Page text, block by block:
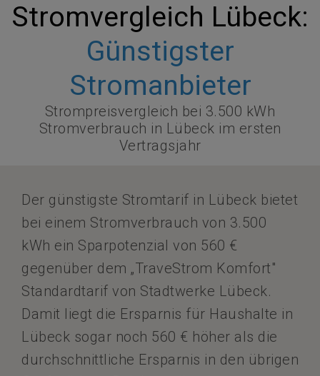
Stromvergleich Lübeck:
Günstigster
Stromanbieter
Strompreisvergleich bei 3.500 kWh
Stromverbrauch in Lübeck im ersten
Vertragsjahr
Der günstigste Stromtarif in Lübeck bietet
bei einem Stromverbrauch von 3.500
kWh ein Sparpotenzial von 560 €
gegenüber dem „TraveStrom Komfort"
Standardtarif von Stadtwerke Lübeck.
Damit liegt die Ersparnis für Haushalte in
Lübeck sogar noch 560 € höher als die
durchschnittliche Ersparnis in den übrigen